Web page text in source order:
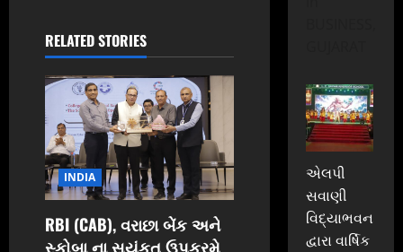
i
g
a
t
i
o
RELATED STORIES
INDIA
RBI (CAB), વરાછા બેંક અને
સ્કોબા ના સયુંકત ઉપક્રમે
એલપી
સવાણી
વિદ્યાભવન
દ્વારા વાર્ષિક